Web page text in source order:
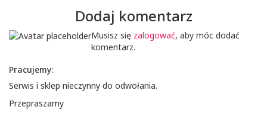
Dodaj komentarz
Musisz się zalogować, aby móc dodać
komentarz.
Pracujemy:
Serwis i sklep nieczynny do odwołania.
Przepraszamy